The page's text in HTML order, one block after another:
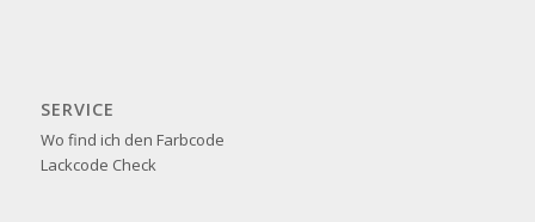
SERVICE
Wo find ich den Farbcode
Lackcode Check